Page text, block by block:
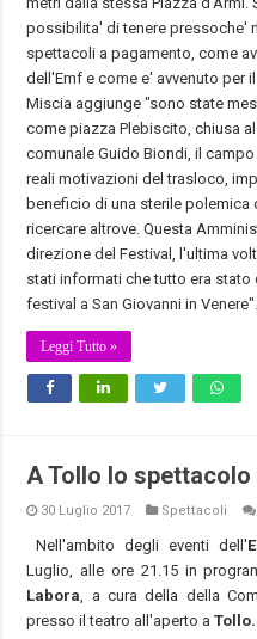
possibilita' di tenere pressoche'
spettacoli a pagamento, come
dell'Emf e come e' avvenuto per
Miscia aggiunge "sono state
come piazza Plebiscito, chiusa
comunale Guido Biondi, il
reali motivazioni del trasloco,
beneficio di una sterile
ricercare altrove. Questa
direzione del Festival, l'ultima
stati informati che tutto era
festival a San Giovanni in Venere".
Leggi Tutto »
A Tollo lo
30 Luglio 2017 Spettacoli
Nell'ambito degli eventi dell'
Luglio, alle ore 21.15 in
Labora , a cura della della
presso il teatro all'aperto aTollo.